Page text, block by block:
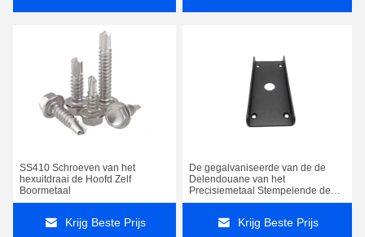
SS410 Schroeven van het
hexuitdraai de Hoofd Zelf
Boormetaal
Krijg Beste Prijs
De gegalvaniseerde van de de
Delendouane van het
Precisiemetaal Stempelende de
Vervaardigingsdiensten
Krijg Beste Prijs